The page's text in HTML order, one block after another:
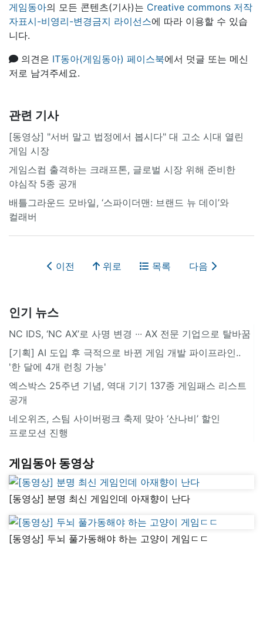
게임동아의 모든 콘텐츠(기사)는 Creative commons 저작
자표시-비영리-변경금지 라이선스에 따라 이용할 수 있습
니다.
의견은 IT동아(게임동아) 페이스북에서 덧글 또는 메신
저로 남겨주세요.
관련 기사
[동영상] "서버 말고 법정에서 봅시다" 대 고소 시대 열린
게임 시장
게임스컴 출격하는 크래프톤, 글로벌 시장 위해 준비한
야심작 5종 공개
배틀그라운드 모바일, ‘스파이더맨: 브랜드 뉴 데이’와
컬래버
이전 위로 목록 다음
인기 뉴스
NC IDS, ‘NC AX’로 사명 변경 ∙∙∙ AX 전문 기업으로 탈바꿈
[기획] AI 도입 후 극적으로 바뀐 게임 개발 파이프라인..
'한 달에 4개 런칭 가능'
엑스박스 25주년 기념, 역대 기기 137종 게임패스 리스트
공개
네오위즈, 스팀 사이버펑크 축제 맞아 ‘산나비’ 할인
프로모션 진행
게임동아 동영상
[동영상] 분명 최신 게임인데 아재향이 난다
[동영상] 두뇌 풀가동해야 하는 고양이 게임ㄷㄷ